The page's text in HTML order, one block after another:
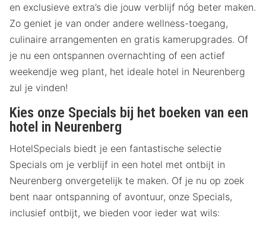
en exclusieve extra’s die jouw verblijf nóg beter maken.
Zo geniet je van onder andere wellness-toegang,
culinaire arrangementen en gratis kamerupgrades. Of
je nu een ontspannen overnachting of een actief
weekendje weg plant, het ideale hotel in Neurenberg
zul je vinden!
Kies onze Specials bij het boeken van een
hotel in Neurenberg
HotelSpecials biedt je een fantastische selectie
Specials om je verblijf in een hotel met ontbijt in
Neurenberg onvergetelijk te maken. Of je nu op zoek
bent naar ontspanning of avontuur, onze Specials,
inclusief ontbijt, we bieden voor ieder wat wils: